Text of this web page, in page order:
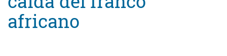
africano